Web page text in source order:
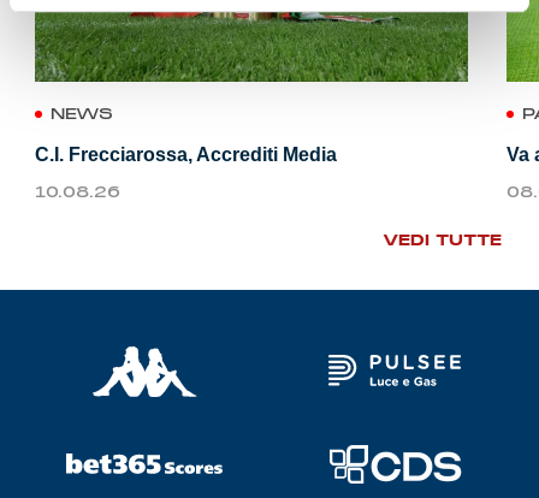
NEWS
C.I. Frecciarossa, Accrediti Media
10.08.26
Va
VEDI TUTTE